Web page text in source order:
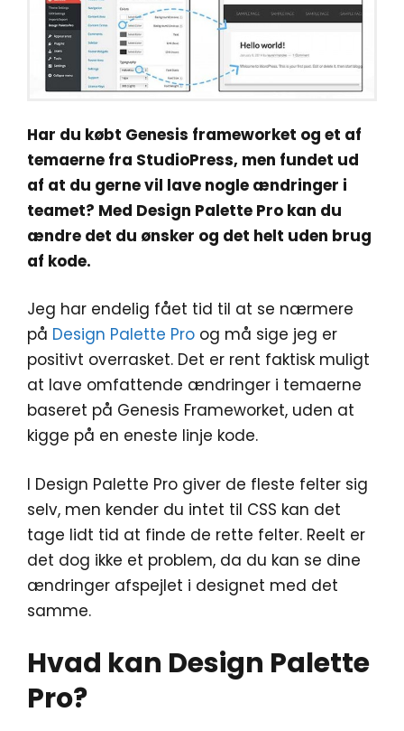
Har du købt Genesis frameworket og et af
temaerne fra StudioPress, men fundet ud
af at du gerne vil lave nogle ændringer i
teamet? Med Design Palette Pro kan du
ændre det du ønsker og det helt uden brug
af kode.
Jeg har endelig fået tid til at se nærmere
på Design Palette Pro og må sige jeg er
positivt overrasket. Det er rent faktisk muligt
at lave omfattende ændringer i temaerne
baseret på Genesis Frameworket, uden at
kigge på en eneste linje kode.
I Design Palette Pro giver de fleste felter sig
selv, men kender du intet til CSS kan det
tage lidt tid at finde de rette felter. Reelt er
det dog ikke et problem, da du kan se dine
ændringer afspejlet i designet med det
samme.
Hvad kan Design Palette
Pro?